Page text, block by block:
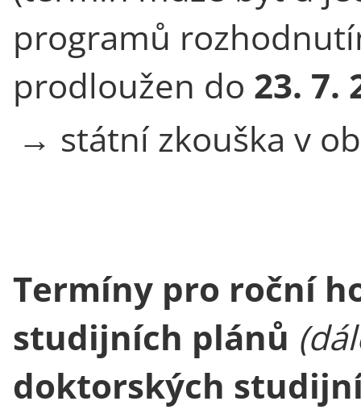
programů
prodloužen do 23. 7.
→ státní zkouška v
Termíny pro roční
studijních plánů
doktorských